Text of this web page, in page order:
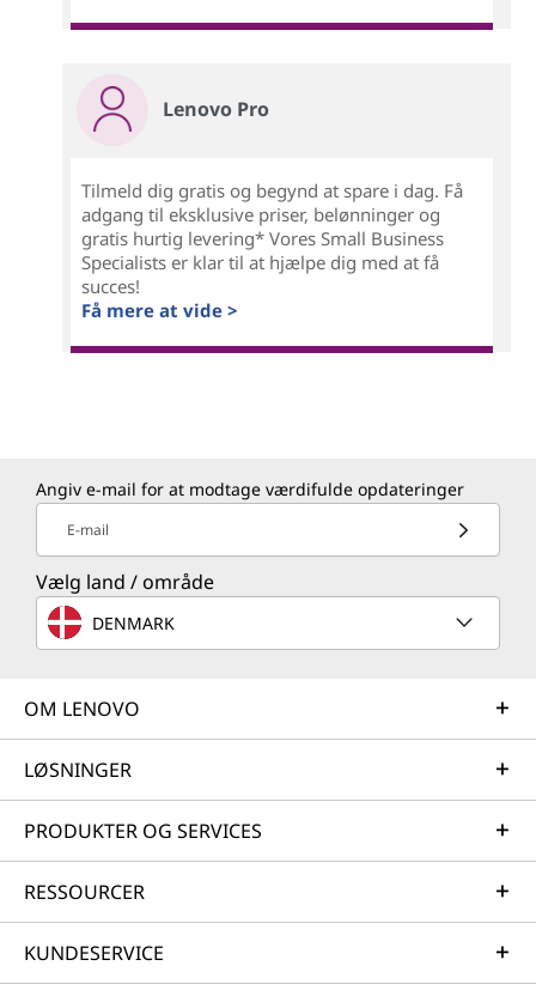
Lenovo Pro
Tilmeld dig gratis og begynd at spare i dag. Få
adgang til eksklusive priser, belønninger og
gratis hurtig levering* Vores Small Business
Specialists er klar til at hjælpe dig med at få
succes!
Få mere at vide >
Angiv e-mail for at modtage værdifulde opdateringer
E-mail
Vælg land / område
DENMARK
OM LENOVO
LØSNINGER
PRODUKTER OG SERVICES
RESSOURCER
KUNDESERVICE